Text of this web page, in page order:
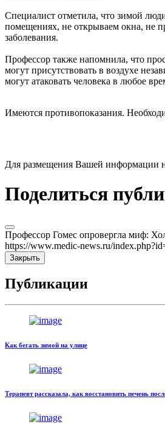
Специалист отметила, что зимой
помещениях, не открываем окна, не
заболевания.
Профессор также напомнила, что
могут присутствовать в воздухе
могут атаковать человека в любое
Имеются противопоказания.
Для размещения Вашей информации
Поделиться
Профессор Гомес опровергла миф:
https://www.medic-news.ru/
Закрыть
Публикации
Как бегать зимой на улице
Терапевт рассказала, как восстановить печень